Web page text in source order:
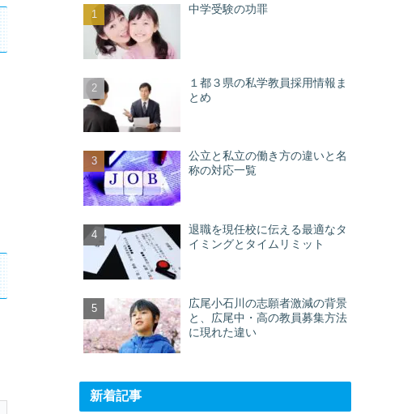
中学受験の功罪
１都３県の私学教員採用情報ま
とめ
公立と私立の働き方の違いと名
称の対応一覧
退職を現任校に伝える最適なタ
イミングとタイムリミット
広尾小石川の志願者激減の背景
と、広尾中・高の教員募集方法
に現れた違い
新着記事